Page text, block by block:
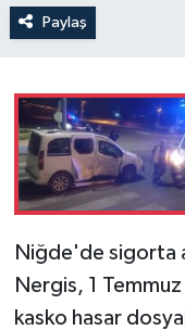
Paylaş
Niğde'de sigorta
Nergis, 1
kasko hasar